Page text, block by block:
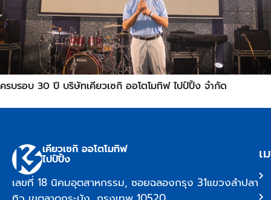
ครบรอบ 30 ปี บริษัทเคียวเซกิ ออโตโมทิฟ ไปป์ปิ้ง จำกัด
เคียวเซกิ ออโตโมทิฟ
ไปป์ปิ้ง
เลขที่ 18 นิคมอุตสาหกรรม, ซอยฉลองกรุง 31แขวงลำปลา
เ